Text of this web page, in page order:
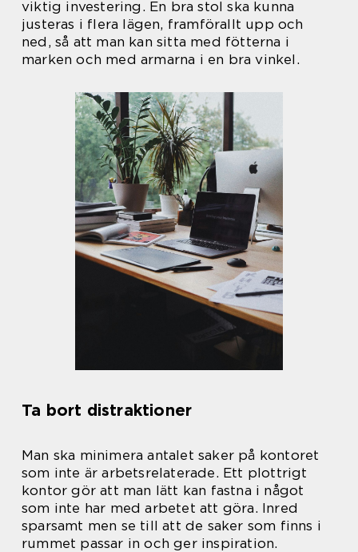
viktig investering. En bra stol ska kunna
justeras i flera lägen, framförallt upp och
ned, så att man kan sitta med fötterna i
marken och med armarna i en bra vinkel.
Ta bort distraktioner
Man ska minimera antalet saker på kontoret
som inte är arbetsrelaterade. Ett plottrigt
kontor gör att man lätt kan fastna i något
som inte har med arbetet att göra. Inred
sparsamt men se till att de saker som finns i
rummet passar in och ger inspiration.